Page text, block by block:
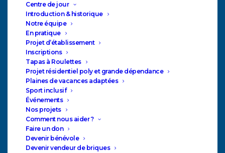
Centre de jour
Introduction & historique
Notre équipe
En pratique
Projet d’établissement
Inscriptions
Tapas à Roulettes
Projet résidentiel poly et grande dépendance
Plaines de vacances adaptées
Sport inclusif
Événements
Nos projets
Comment nous aider ?
Faire un don
Devenir bénévole
Devenir vendeur de briques